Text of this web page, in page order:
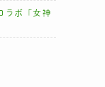
ラボ「女神